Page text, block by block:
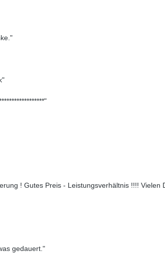
! Gutes Preis - Leistungsverhältnis !!!! Vielen
gedauert."